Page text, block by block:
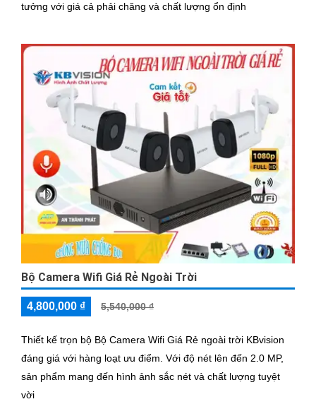
tưởng với giá cả phải chăng và chất lượng ổn định
Bộ Camera Wifi Giá Rẻ Ngoài Trời
4,800,000 ₫ 5,540,000 ₫
Thiết kế trọn bộ Bộ Camera Wifi Giá Rẻ ngoài trời KBvision
đáng giá với hàng loạt ưu điểm. Với độ nét lên đến 2.0 MP,
sản phẩm mang đến hình ảnh sắc nét và chất lượng tuyệt
vời